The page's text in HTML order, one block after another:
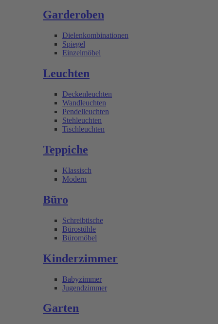
Garderoben
Dielenkombinationen
Spiegel
Einzelmöbel
Leuchten
Deckenleuchten
Wandleuchten
Pendelleuchten
Stehleuchten
Tischleuchten
Teppiche
Klassisch
Modern
Büro
Schreibtische
Bürostühle
Büromöbel
Kinderzimmer
Babyzimmer
Jugendzimmer
Garten